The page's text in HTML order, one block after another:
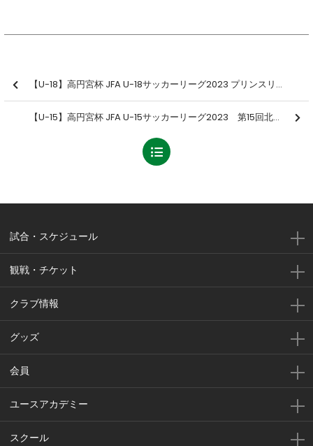
【U-18】高円宮杯 JFA U-18サッカーリーグ2023 プリンスリーグ北信越 第1節 結果のお知らせ
【U-15】高円宮杯 JFA U-15サッカーリーグ2023 第15回北信越リーグ 第1節 結果のお知らせ
試合・スケジュール
観戦・チケット
クラブ情報
グッズ
会員
ユースアカデミー
スクール